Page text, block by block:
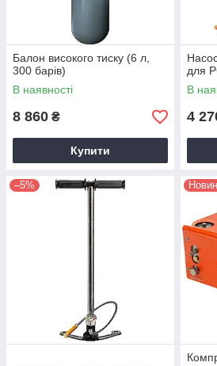
Балон високого тиску (6 л,
300 барів)
В наявності
8 860 ₴
Купити
для
В
4
–5%